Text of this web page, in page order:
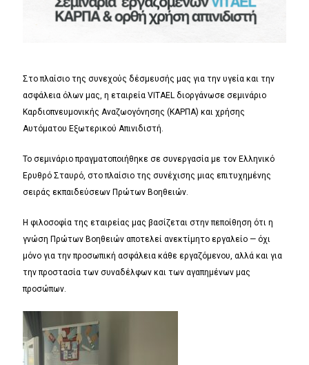
Στο πλαίσιο της συνεχούς δέσμευσής μας για την υγεία και την
ασφάλεια όλων μας, η εταιρεία VITAEL διοργάνωσε σεμινάριο
Καρδιοπνευμονικής Αναζωογόνησης (ΚΑΡΠΑ) και χρήσης
Αυτόματου Εξωτερικού Απινιδιστή.
Το σεμινάριο πραγματοποιήθηκε σε συνεργασία με τον Ελληνικό
Ερυθρό Σταυρό, στο πλαίσιο της συνέχισης μιας επιτυχημένης
σειράς εκπαιδεύσεων Πρώτων Βοηθειών.
Η φιλοσοφία της εταιρείας μας βασίζεται στην πεποίθηση ότι η
γνώση Πρώτων Βοηθειών αποτελεί ανεκτίμητο εργαλείο — όχι
μόνο για την προσωπική ασφάλεια κάθε εργαζόμενου, αλλά και για
την προστασία των συναδέλφων και των αγαπημένων μας
προσώπων.